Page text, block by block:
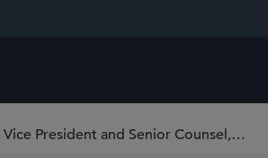
A conversation with Sidley Alumnus Brad Berenson, Vice President and Senior Counsel, Litigation and Legal Policy of General Electric Company